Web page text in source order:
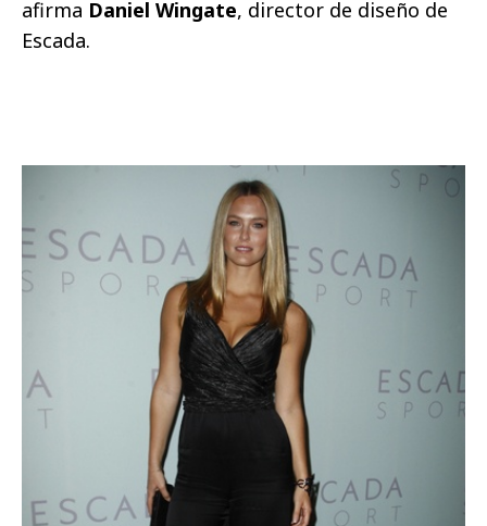
afirma Daniel Wingate, director de diseño de
Escada.